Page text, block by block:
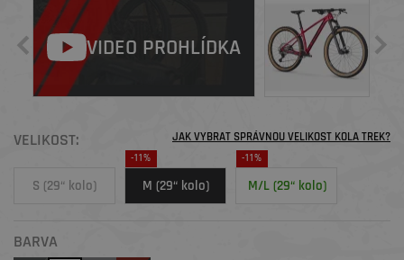
VIDEO PROHLÍDKA
VELIKOST: JAK VYBRAT SPRÁVNOU VELIKOST KOLA TREK?
S (29“ kolo)
-11%
M (29“ kolo)
-11%
M/L (29“ kolo)
BARVA